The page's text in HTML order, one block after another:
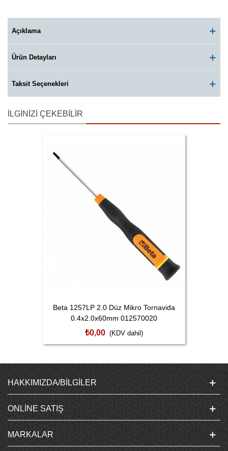
Açıklama
Ürün Detayları
Taksit Seçenekleri
İLGINIZI ÇEKEBILIR
Beta 1257LP 2.0 Düz Mikro Tornavida
0.4x2.0x60mm 012570020
₺0,00 (KDV dahil)
HAKKIMIZDA/BILGILER
ONLINE SATIŞ
MARKALAR